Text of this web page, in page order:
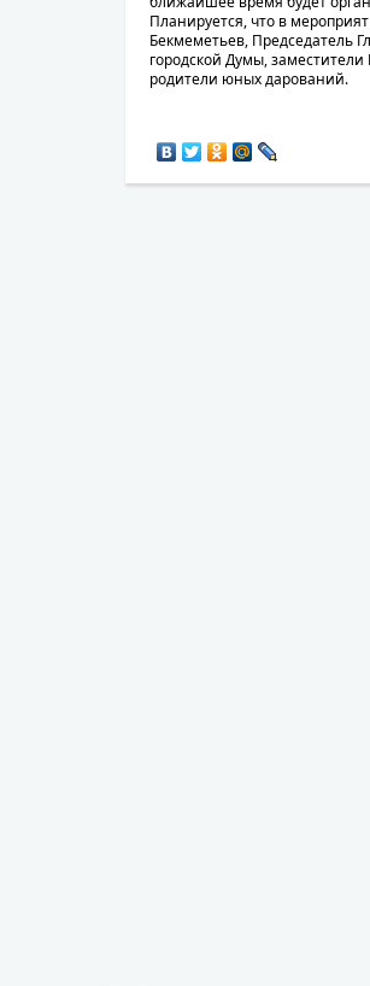
Планируется, что в
Бекмеметьев, Председатель
городской Думы,
родители юных дарований.